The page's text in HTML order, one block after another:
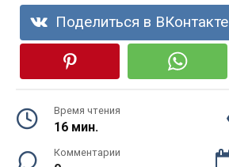
Поделиться в ВКонтакте
Время чтения
16 мин.
Комментарии